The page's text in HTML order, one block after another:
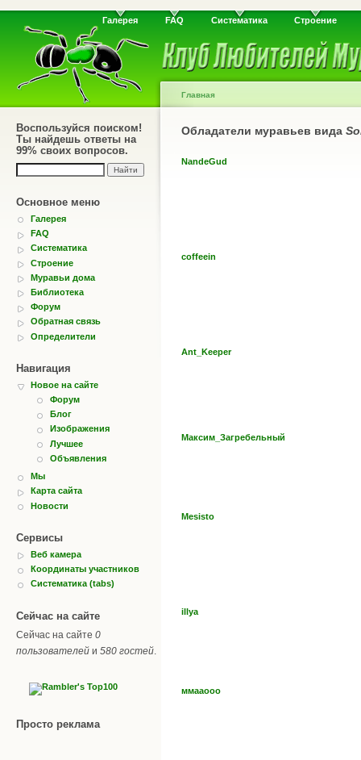
Галерея FAQ Систематика Строение
Воспользуйся поиском!
Ты найдешь ответы на
99% своих вопросов.
Основное меню
Галерея
FAQ
Систематика
Строение
Муравьи дома
Библиотека
Форум
Обратная связь
Определители
Навигация
Новое на сайте
Форум
Блог
Изображения
Лучшее
Объявления
Мы
Карта сайта
Новости
Сервисы
Веб камера
Координаты участников
Систематика (tabs)
Сейчас на сайте
Сейчас на сайте 0
пользователей и 580 гостей
Просто реклама
Главная
Обладатели муравьев вида
NandeGud
coffeein
Ant_Keeper
Максим_Загребельный
Mesisto
illya
ммааооо